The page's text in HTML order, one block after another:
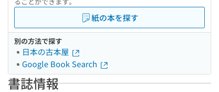
紙の本を探す
別の方法で探す
日本の古本屋
Google Book Search
書誌情報